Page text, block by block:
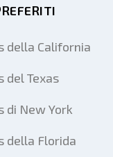
della California
del Texas
di New York
della Florida